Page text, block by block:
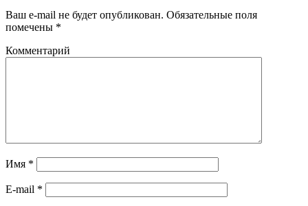
Ваш e-mail не будет опубликован. Обязательные поля
помечены *
Комментарий
Имя *
E-mail *